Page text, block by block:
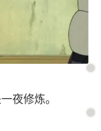
夜修炼。